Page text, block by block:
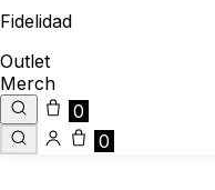
Fidelidad
Outlet
Merch
0
0